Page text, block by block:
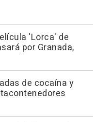
'Lorca' de
por Granada,
de cocaína y